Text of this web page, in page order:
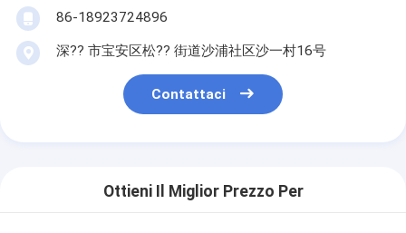
86-18923724896
深?? 市宝安区松?? 街道沙浦社区沙一村16号
Contattaci
Ottieni Il Miglior Prezzo Per